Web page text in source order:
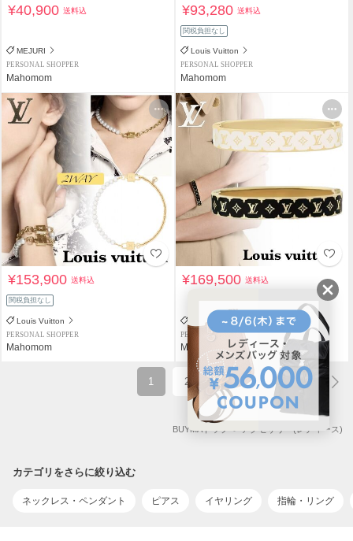
¥40,900送料込
MEJURI
PERSONAL SHOPPER
Mahomom
¥93,280送料込
関税負担なし
Louis Vuitton
PERSONAL SHOPPER
Mahomom
¥153,900送料込
関税負担なし
Louis Vuitton
PERSONAL SHOPPER
Mahomom
¥169,500送料込
Louis Vuitton
PERSONAL SHOPPER
Mahomom
1 2
BUYMAトップ アクセサリー(レディース)
カテゴリをさらに絞り込む
ネックレス・ペンダント ピアス イヤリング 指輪・リング